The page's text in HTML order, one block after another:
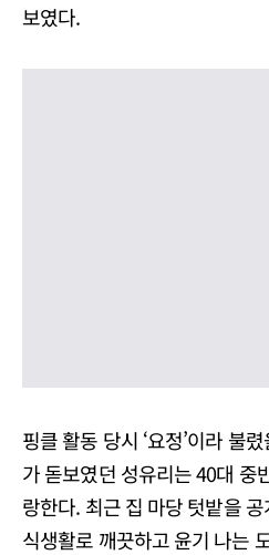
보였다.
핑클 활동 당시 ‘요정’이라 불
가 돋보였던 성유리는 40대 중
랑한다. 최근 집 마당 텃밭을
식생활로 깨끗하고 윤기 나는